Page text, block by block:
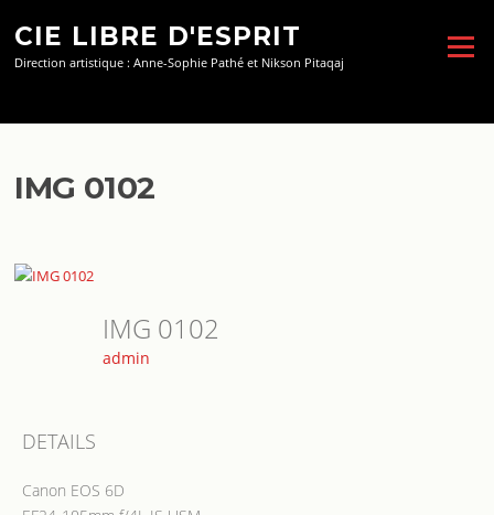
contenu
CIE LIBRE D'ESPRIT
Direction artistique : Anne-Sophie Pathé et Nikson Pitaqaj
Menu
IMG 0102
IMG 0102
admin
DETAILS
Canon EOS 6D